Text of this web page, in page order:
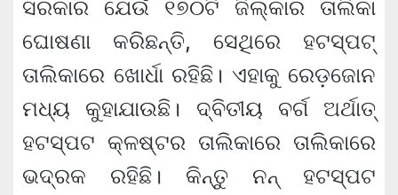
ସରକାର ଯେଉଁ ୧୭୦ଟି ଜିଲ୍କାର ତାଲିକା
ଘୋଷଣା କରିଛନ୍ତି, ସେଥିରେ ହଟସ୍ପଟ୍
ତାଲିକାରେ ଖୋର୍ଧା ରହିଛି। ଏହାକୁ ରେଡ଼ଜୋନ
ମଧ୍ୟ କୁହାଯାଉଛି। ଦ୍ବିତୀୟ ବର୍ଗ ଅର୍ଥାତ୍
ହଟସ୍ପଟ କ୍ଳଷ୍ଟର ତାଲିକାରେ ତାଲିକାରେ
ଭଦ୍ରକ ରହିଛି। କିନ୍ତୁ ନନ୍ ହଟସ୍ପଟ